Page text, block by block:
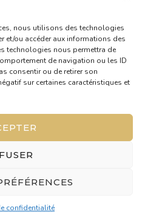
nous utilisons des technologies
et/ou accéder aux informations des
technologies nous permettra de
de navigation ou les ID
consentir ou de retirer son
sur certaines caractéristiques et
confidentialité
VetinBoves
Mentions légales